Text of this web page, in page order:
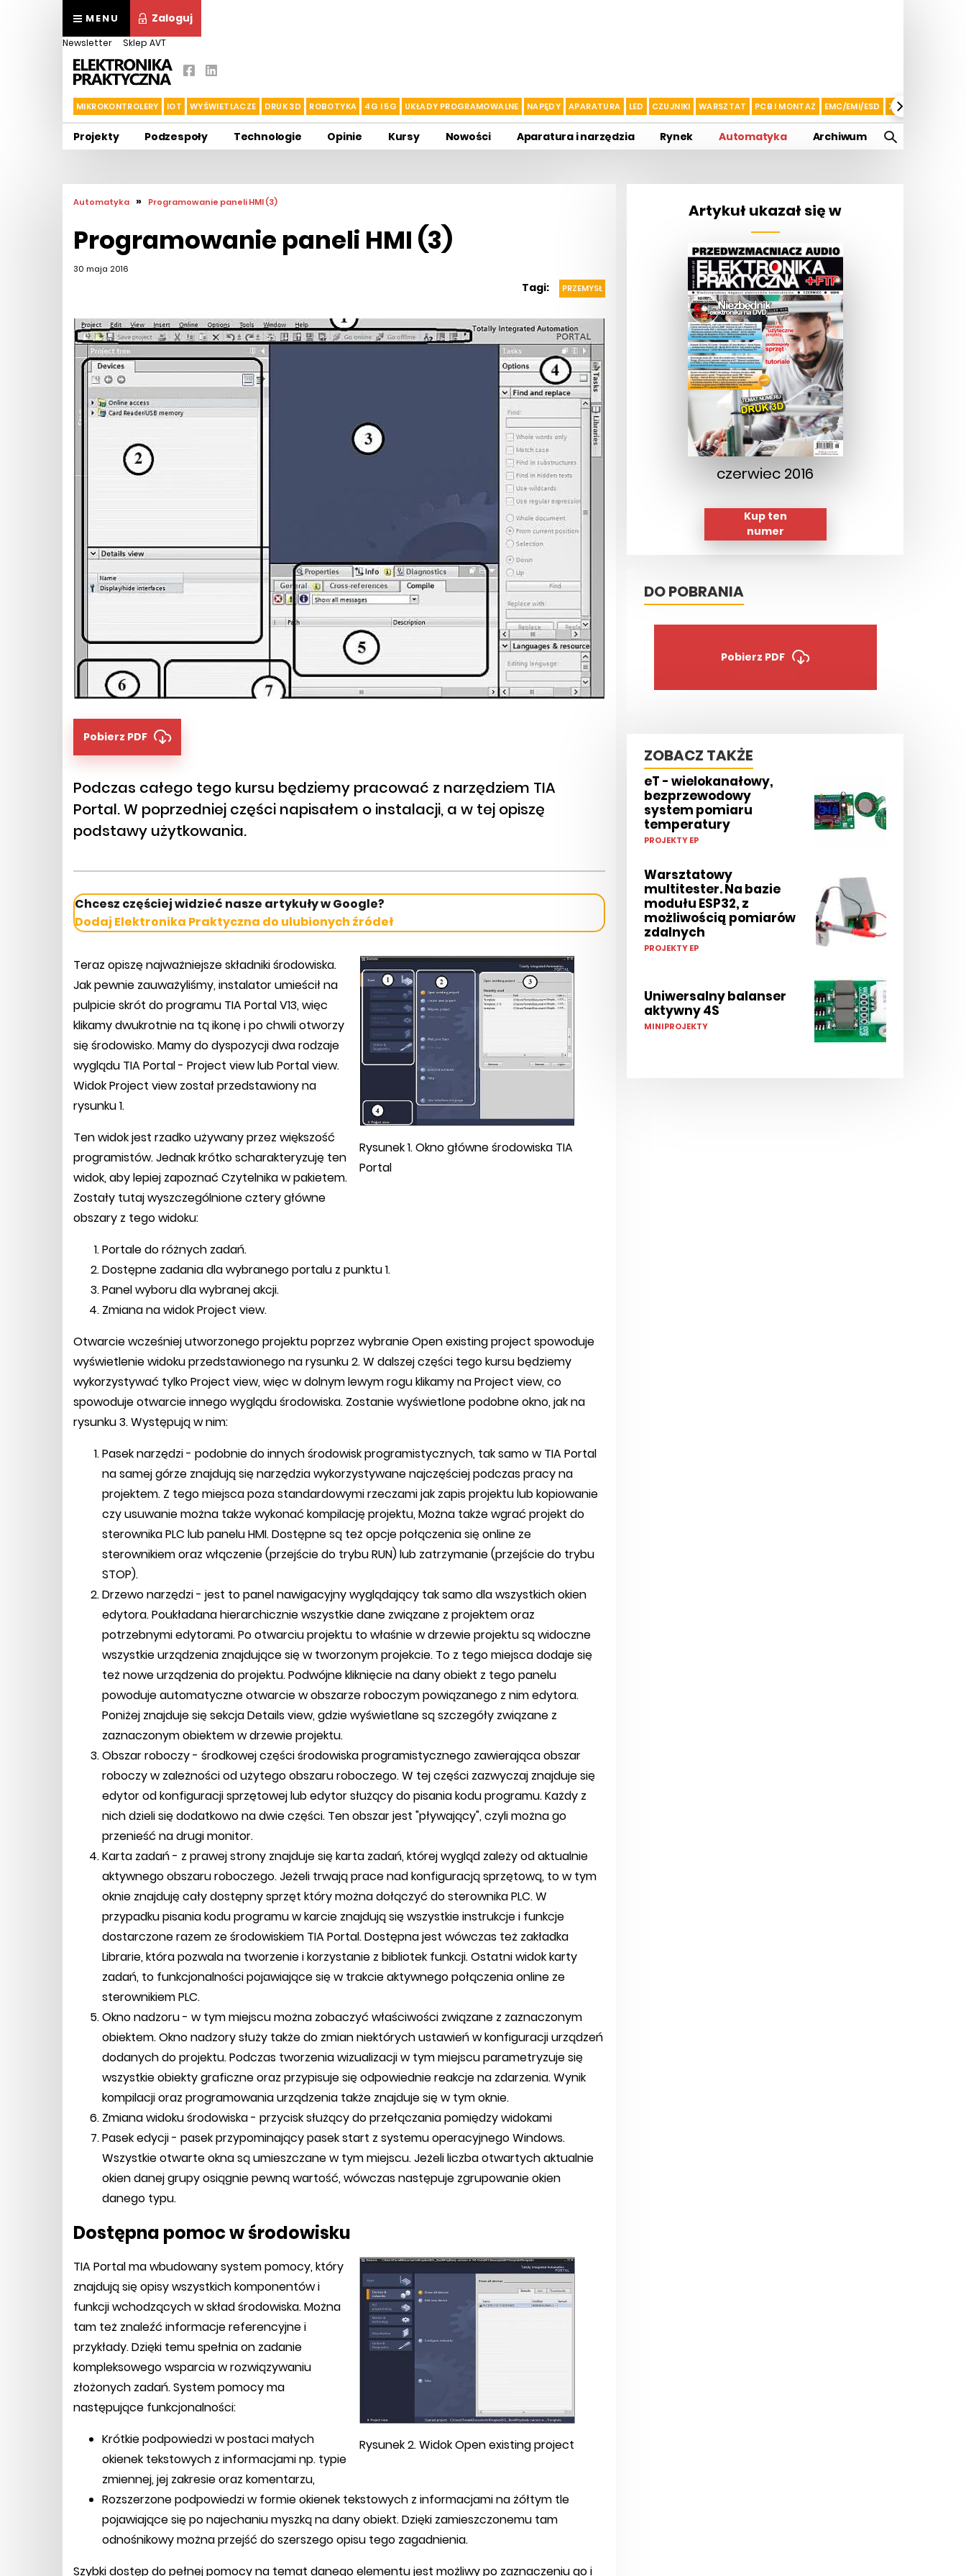
MENU Zaloguj
Newsletter Sklep AVT
MIKROKONTROLERY IOT WYŚWIETLACZE DRUK 3D ROBOTYKA 4G I 5G UKŁADY PROGRAMOWALNE NAPĘDY APARATURA LED CZUJNIKI WARSZTAT PCB I MONTAŻ EMC/EMI/ESD ZASILANIE I
Projekty Podzespoły Technologie Opinie Kursy Nowości Aparatura i narzędzia Rynek Automatyka Archiwum
Automatyka » Programowanie paneli HMI (3)
Programowanie paneli HMI (3)
30 maja 2016
Tagi: PRZEMYSŁ
Pobierz PDF
Podczas całego tego kursu będziemy pracować z narzędziem TIA
Portal. W poprzedniej części napisałem o instalacji, a w tej opiszę
podstawy użytkowania.
Chcesz częściej widzieć nasze artykuły w Google?
Dodaj Elektronika Praktyczna do ulubionych źródeł
Rysunek 1. Okno główne środowiska TIA
Portal
Teraz opiszę najważniejsze składniki środowiska.
Jak pewnie zauważyliśmy, instalator umieścił na
pulpicie skrót do programu TIA Portal V13, więc
klikamy dwukrotnie na tą ikonę i po chwili otworzy
się środowisko. Mamy do dyspozycji dwa rodzaje
wyglądu TIA Portal - Project view lub Portal view.
Widok Project view został przedstawiony na
rysunku 1.
Ten widok jest rzadko używany przez większość
programistów. Jednak krótko scharakteryzuję ten
widok, aby lepiej zapoznać Czytelnika w pakietem.
Zostały tutaj wyszczególnione cztery główne
obszary z tego widoku:
Portale do różnych zadań.
Dostępne zadania dla wybranego portalu z punktu 1.
Panel wyboru dla wybranej akcji.
Zmiana na widok Project view.
Otwarcie wcześniej utworzonego projektu poprzez wybranie Open existing project spowoduje
wyświetlenie widoku przedstawionego na rysunku 2. W dalszej części tego kursu będziemy
wykorzystywać tylko Project view, więc w dolnym lewym rogu klikamy na Project view, co
spowoduje otwarcie innego wyglądu środowiska. Zostanie wyświetlone podobne okno, jak na
rysunku 3. Występują w nim:
Pasek narzędzi - podobnie do innych środowisk programistycznych, tak samo w TIA Portal
na samej górze znajdują się narzędzia wykorzystywane najczęściej podczas pracy na
projektem. Z tego miejsca poza standardowymi rzeczami jak zapis projektu lub kopiowanie
czy usuwanie można także wykonać kompilację projektu, Można także wgrać projekt do
sterownika PLC lub panelu HMI. Dostępne są też opcje połączenia się online ze
sterownikiem oraz włączenie (przejście do trybu RUN) lub zatrzymanie (przejście do trybu
STOP).
Drzewo narzędzi - jest to panel nawigacyjny wyglądający tak samo dla wszystkich okien
edytora. Poukładana hierarchicznie wszystkie dane związane z projektem oraz
potrzebnymi edytorami. Po otwarciu projektu to właśnie w drzewie projektu są widoczne
wszystkie urządzenia znajdujące się w tworzonym projekcie. To z tego miejsca dodaje się
też nowe urządzenia do projektu. Podwójne kliknięcie na dany obiekt z tego panelu
powoduje automatyczne otwarcie w obszarze roboczym powiązanego z nim edytora.
Poniżej znajduje się sekcja Details view, gdzie wyświetlane są szczegóły związane z
zaznaczonym obiektem w drzewie projektu.
Obszar roboczy - środkowej części środowiska programistycznego zawierająca obszar
roboczy w zależności od użytego obszaru roboczego. W tej części zazwyczaj znajduje się
edytor od konfiguracji sprzętowej lub edytor służący do pisania kodu programu. Każdy z
nich dzieli się dodatkowo na dwie części. Ten obszar jest "pływający", czyli można go
przenieść na drugi monitor.
Karta zadań - z prawej strony znajduje się karta zadań, której wygląd zależy od aktualnie
aktywnego obszaru roboczego. Jeżeli trwają prace nad konfiguracją sprzętową, to w tym
oknie znajduję cały dostępny sprzęt który można dołączyć do sterownika PLC. W
przypadku pisania kodu programu w karcie znajdują się wszystkie instrukcje i funkcje
dostarczone razem ze środowiskiem TIA Portal. Dostępna jest wówczas też zakładka
Librarie, która pozwala na tworzenie i korzystanie z bibliotek funkcji. Ostatni widok karty
zadań, to funkcjonalności pojawiające się w trakcie aktywnego połączenia online ze
sterownikiem PLC.
Okno nadzoru - w tym miejscu można zobaczyć właściwości związane z zaznaczonym
obiektem. Okno nadzory służy także do zmian niektórych ustawień w konfiguracji urządzeń
dodanych do projektu. Podczas tworzenia wizualizacji w tym miejscu parametryzuje się
wszystkie obiekty graficzne oraz przypisuje się odpowiednie reakcje na zdarzenia. Wynik
kompilacji oraz programowania urządzenia także znajduje się w tym oknie.
Zmiana widoku środowiska - przycisk służący do przełączania pomiędzy widokami
Pasek edycji - pasek przypominający pasek start z systemu operacyjnego Windows.
Wszystkie otwarte okna są umieszczane w tym miejscu. Jeżeli liczba otwartych aktualnie
okien danej grupy osiągnie pewną wartość, wówczas następuje zgrupowanie okien
danego typu.
Dostępna pomoc w środowisku
Rysunek 2. Widok Open existing project
TIA Portal ma wbudowany system pomocy, który
znajdują się opisy wszystkich komponentów i
funkcji wchodzących w skład środowiska. Można
tam też znaleźć informacje referencyjne i
przykłady. Dzięki temu spełnia on zadanie
kompleksowego wsparcia w rozwiązywaniu
złożonych zadań. System pomocy ma
następujące funkcjonalności:
Krótkie podpowiedzi w postaci małych
okienek tekstowych z informacjami np. typie
zmiennej, jej zakresie oraz komentarzu,
Rozszerzone podpowiedzi w formie okienek tekstowych z informacjami na żółtym tle
pojawiające się po najechaniu myszką na dany obiekt. Dzięki zamieszczonemu tam
odnośnikowy można przejść do szerszego opisu tego zagadnienia.
Szybki dostęp do pełnej pomocy na temat danego elementu jest możliwy po zaznaczeniu go i
Artykuł ukazał się w
czerwiec 2016
Kup ten
numer
DO POBRANIA
Pobierz PDF
ZOBACZ TAKŻE
eT - wielokanałowy,
bezprzewodowy
system pomiaru
temperatury
PROJEKTY EP
Warsztatowy
multitester. Na bazie
modułu ESP32, z
możliwością pomiarów
zdalnych
PROJEKTY EP
Uniwersalny balanser
aktywny 4S
MINIPROJEKTY